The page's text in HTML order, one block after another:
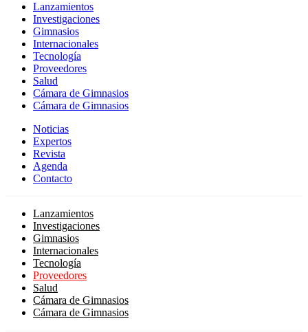
Lanzamientos
Investigaciones
Gimnasios
Internacionales
Tecnología
Proveedores
Salud
Cámara de Gimnasios
Cámara de Gimnasios
Noticias
Expertos
Revista
Agenda
Contacto
Lanzamientos
Investigaciones
Gimnasios
Internacionales
Tecnología
Proveedores
Salud
Cámara de Gimnasios
Cámara de Gimnasios